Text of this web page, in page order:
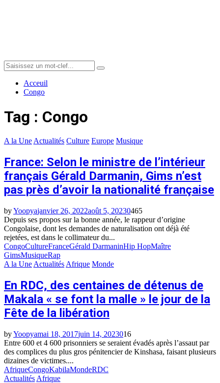
Search
for:
Search
Acceuil
Congo
Tag : Congo
A la Une Actualités Culture Europe Musique
France: Selon le ministre de l’intérieur
français Gérald Darmanin, Gims n’est
pas près d’avoir la nationalité française
byYoopyajanvier 26, 2022août 5, 20230465
Depuis ses propos sur la bonne année, le rappeur d’origine
Congolaise, dont les demandes de naturalisation ont déjà été
rejetées, est dans le collimateur du...
CongoCultureFranceGérald DarmaninHip HopMaître
GimsMusiqueRap
A la Une Actualités Afrique Monde
En RDC, des centaines de détenus de
Makala « se font la malle » le jour de la
Fête de la libération
byYoopyamai 18, 2017juin 14, 2023016
Entre 600 et 4 600 prisonniers se seraient évadés après l’assaut par
des complices du plus gros pénitencier de Kinshasa, faisant plusieurs
dizaines de victimes....
AfriqueCongoKabilaMondeRDC
Actualités Afrique